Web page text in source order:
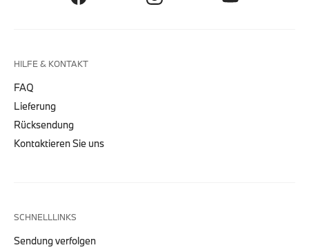
HILFE & KONTAKT
FAQ
Lieferung
Rücksendung
Kontaktieren Sie uns
SCHNELLLINKS
Sendung verfolgen